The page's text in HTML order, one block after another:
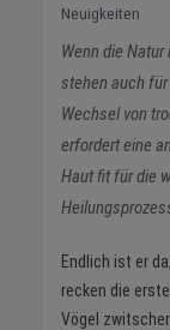
Neuigkeiten
Wenn die
stehen auch
Wechsel von
erfordert eine
Haut fit für die
Endlich ist er
recken die
Vögel